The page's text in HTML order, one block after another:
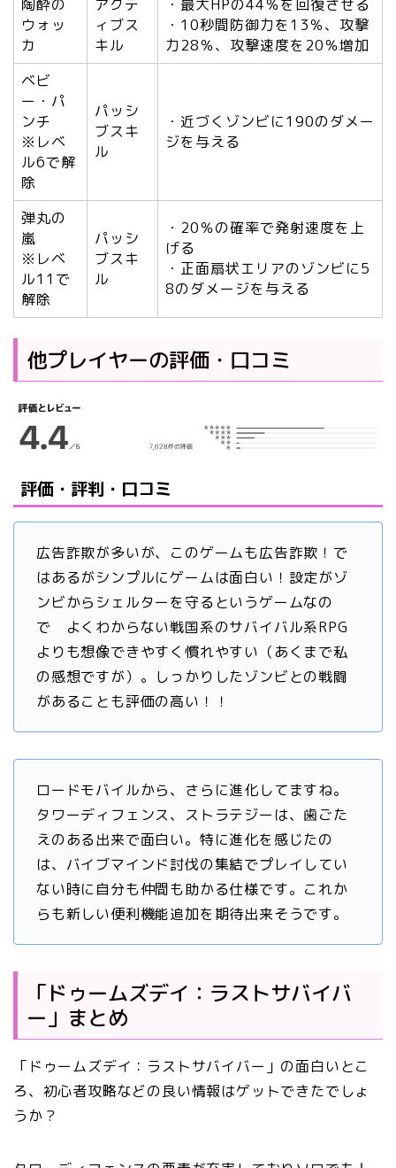
陶酔の
ウォッ
カ
アクテ
ィブス
キル
・最大HPの44％を回復させる
・10秒間防御力を13％、攻撃
力28％、攻撃速度を20％増加
ベビ
ー・パ
ンチ
※レベ
ル6で解
除
パッシ
ブスキ
ル
・近づくゾンビに190のダメー
ジを与える
弾丸の
嵐
※レベ
ル11で
解除
パッシ
ブスキ
ル
・20％の確率で発射速度を上
げる
・正面扇状エリアのゾンビに5
8のダメージを与える
他プレイヤーの評価・口コミ
評価・評判・口コミ
広告詐欺が多いが、このゲームも広告詐欺！で
はあるがシンプルにゲームは面白い！設定がゾ
ンビからシェルターを守るというゲームなの
で よくわからない戦国系のサバイバル系RPG
よりも想像できやすく慣れやすい（あくまで私
の感想ですが）。しっかりしたゾンビとの戦闘
があることも評価の高い！！
ロードモバイルから、さらに進化してますね。
タワーディフェンス、ストラテジーは、歯ごた
えのある出来で面白い。特に進化を感じたの
は、バイブマインド討伐の集結でプレイしてい
ない時に自分も仲間も助かる仕様です。これか
らも新しい便利機能追加を期待出来そうです。
「ドゥームズデイ：ラストサバイバ
ー」まとめ
「ドゥームズデイ：ラストサバイバー」の面白いとこ
ろ、初心者攻略などの良い情報はゲットできたでしょ
うか？